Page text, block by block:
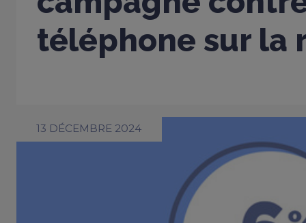
téléphone sur la
13 DÉCEMBRE 2024